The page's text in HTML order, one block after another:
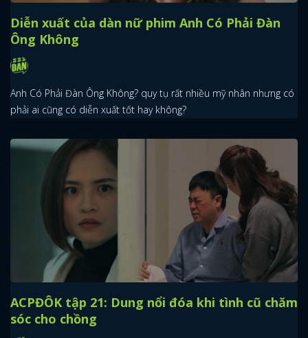
Diễn xuất của dàn nữ phim Anh Có Phải Đàn
Ông Không
Anh Có Phải Đàn Ông Không? quy tụ rất nhiều mỹ nhân nhưng có
phải ai cũng có diễn xuất tốt hay không?
ACPĐÔK tập 21: Dung nổi đóa khi tình cũ chăm
sóc cho chồng